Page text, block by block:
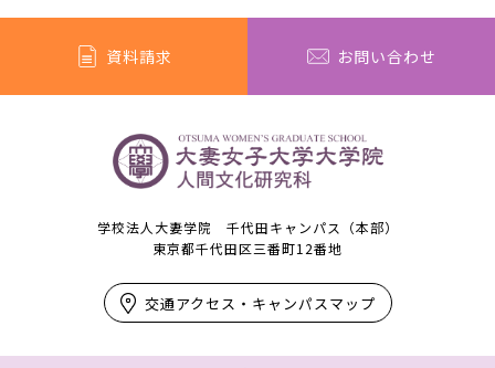
資料請求 お問い合わせ
学校法人大妻学院 千代田キャンパス（本部）
東京都千代田区三番町12番地
交通アクセス・キャンパスマップ